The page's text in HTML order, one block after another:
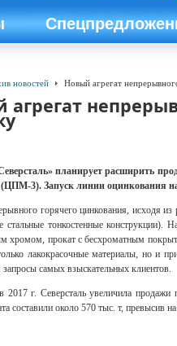
новостей Новый агрегат
агрегат
планирует расширить
3). Запуск линии оцинкования
горячего цинкования, исходя
тонкостенные конструкции).
хромом, прокат с бесхроматным
лакокрасочные материалы, но и
запросы самых взыскательных клиентов.
2017 г. Северсталь увеличила
составили около 570 тыс. т, превысив